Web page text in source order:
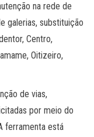
na rede de
galerias, substituição
Centro,
Oitizeiro,
de vias,
por meio do
ferramenta está